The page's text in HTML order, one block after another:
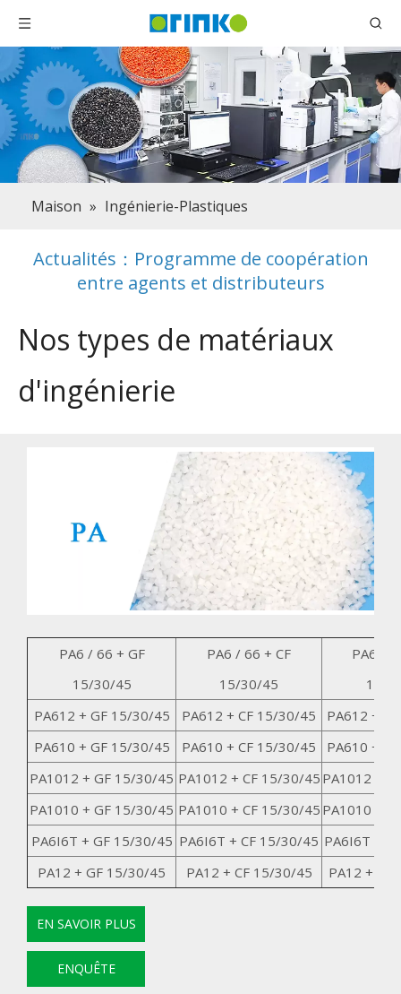
Maison » Ingénierie-Plastiques
Actualités：Programme de coopération
entre agents et distributeurs
Nos types de matériaux
d'ingénierie
PA6 / 66 + GF
15/30/45
PA6 / 66 + CF
15/30/45
PA6 /
15/
PA612 + GF 15/30/45
PA612 + CF 15/30/45
PA612 +
PA610 + GF 15/30/45
PA610 + CF 15/30/45
PA610 +
PA1012 + GF 15/30/45 PA1012 + CF 15/30/45 PA1012 +
PA1010 + GF 15/30/45 PA1010 + CF 15/30/45 PA1010 +
PA6I6T + GF 15/30/45 PA6I6T + CF 15/30/45 PA6I6T +
PA12 + GF 15/30/45
PA12 + CF 15/30/45 PA12 +
EN SAVOIR PLUS
ENQUÊTE